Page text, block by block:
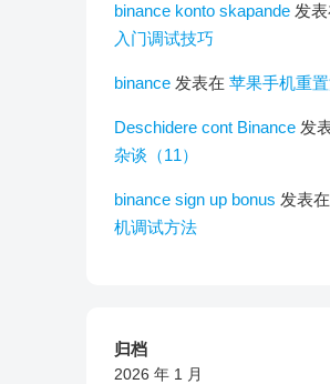
binance konto skapande 发
入门调试技巧
binance 发表在 苹果手机重
Deschidere cont Binance 发
杂谈（11）
binance sign up bonus 发表在
机调试方法
归档
2026 年 1 月